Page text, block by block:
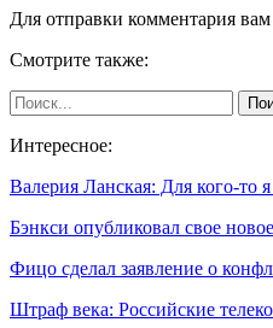
Для отправки комментария
Смотрите также:
Интересное:
Валерия Ланская: Для кого-то
Бэнкси опубликовал свое
Фицо сделал заявление о
Штраф века: Российские